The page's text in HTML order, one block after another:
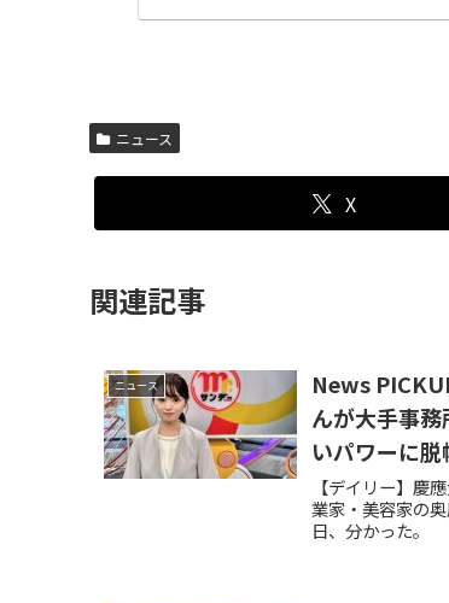
ニュース
X
関連記事
ニュース
News
んが大手事
いパワーに脱
【デイリー】慶
業家・美容家の
日、分かった。